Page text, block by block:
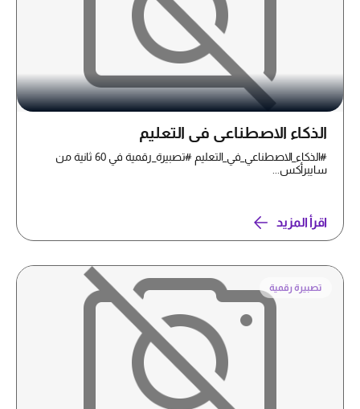
الذكاء الاصطناعي في التعليم
#الذكاء_الاصطناعي_في_التعليم #تصبيرة_رقمية في 60 ثانية من
سايبرأكس...
اقرأ المزيد
تصبيرة رقمية